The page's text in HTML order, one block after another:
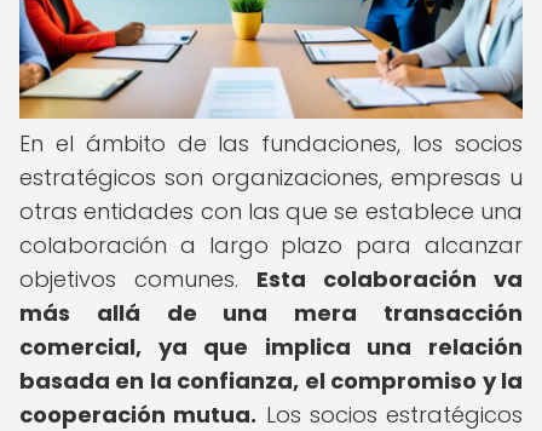
En el ámbito de las fundaciones, los socios
estratégicos son organizaciones, empresas u
otras entidades con las que se establece una
colaboración a largo plazo para alcanzar
objetivos comunes. Esta colaboración va
más allá de una mera transacción
comercial, ya que implica una relación
basada en la confianza, el compromiso y la
cooperación mutua. Los socios estratégicos